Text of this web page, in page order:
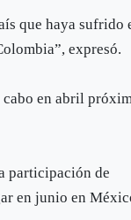
que haya sufrido
expresó.
cabo en abril
participación de
en junio en